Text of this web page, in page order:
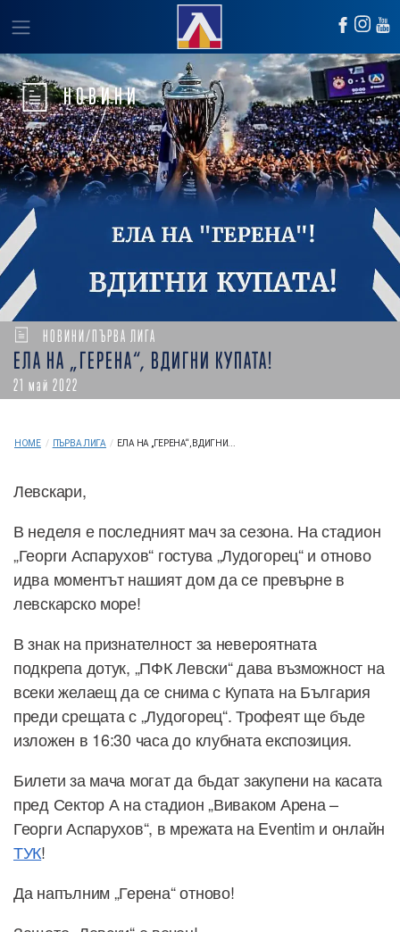
НОВИНИ
НОВИНИ/ПЪРВА ЛИГА
ЕЛА НА „ГЕРЕНА“, ВДИГНИ КУПАТА!
21 май 2022
HOME / ПЪРВА ЛИГА / ЕЛА НА „ГЕРЕНА“, ВДИГНИ...
Левскари,
В неделя е последният мач за сезона. На стадион
„Георги Аспарухов“ гостува „Лудогорец“ и отново
идва моментът нашият дом да се превърне в
левскарско море!
В знак на признателност за невероятната
подкрепа дотук, „ПФК Левски“ дава възможност на
всеки желаещ да се снима с Купата на България
преди срещата с „Лудогорец“. Трофеят ще бъде
изложен в 16:30 часа до клубната експозиция.
Билети за мача могат да бъдат закупени на касата
пред Сектор А на стадион „Виваком Арена –
Георги Аспарухов“, в мрежата на Eventim и онлайн
ТУК!
Да напълним „Герена“ отново!